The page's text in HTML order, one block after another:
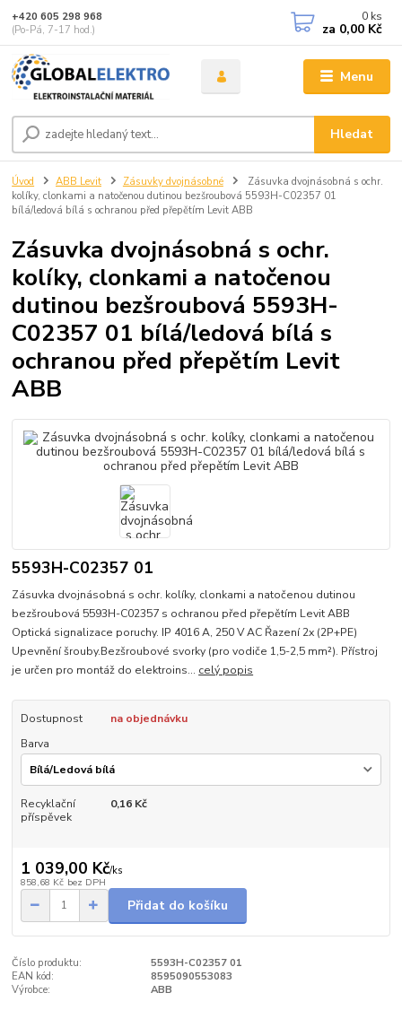
Menu
Hledat
+420 605 298 968
(Po-Pá, 7-17 hod.)
0 ks
za 0,00 Kč
Úvod ABB Levit Zásuvky dvojnásobné
Zásuvka dvojnásobná s ochr.
kolíky, clonkami a natočenou dutinou bezšroubová 5593H-C02357 01
bílá/ledová bílá s ochranou před přepětím Levit ABB
Zásuvka dvojnásobná s ochr.
kolíky, clonkami a natočenou
dutinou bezšroubová 5593H-
C02357 01 bílá/ledová bílá s
ochranou před přepětím Levit
ABB
5593H-C02357 01
Zásuvka dvojnásobná s ochr. kolíky, clonkami a natočenou dutinou
bezšroubová 5593H-C02357 s ochranou před přepětím Levit ABB
Optická signalizace poruchy. IP 4016 A, 250 V AC Řazení 2x (2P+PE)
Upevnění šrouby.Bezšroubové svorky (pro vodiče 1,5-2,5 mm²). Přístroj
je určen pro montáž do elektroins... celý popis
Dostupnost
na objednávku
Barva
Recyklační
příspěvek
0,16 Kč
1 039,00 Kč/ks
858,68 Kč bez DPH
Přidat do košíku
Číslo produktu:
5593H-C02357 01
EAN kód:
8595090553083
Výrobce:
ABB